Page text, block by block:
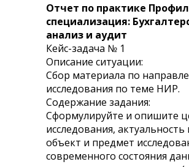
Отчет по практике
специализация:
анализ и аудит
Кейс-задача № 1
Описание ситуации:
Сбор материала по
исследования по теме НИР.
Содержание задания:
Сформулируйте и опишите
исследования, актуальность
объект и предмет
современного состояния